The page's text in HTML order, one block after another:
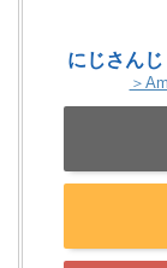
にじさん
＞